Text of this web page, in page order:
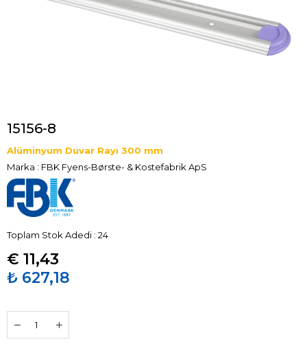
15156-8
Alüminyum Duvar Rayı 300 mm
Marka : FBK Fyens-Børste- & Kostefabrik ApS
Toplam Stok Adedi : 24
€ 11,43
₺ 627,18